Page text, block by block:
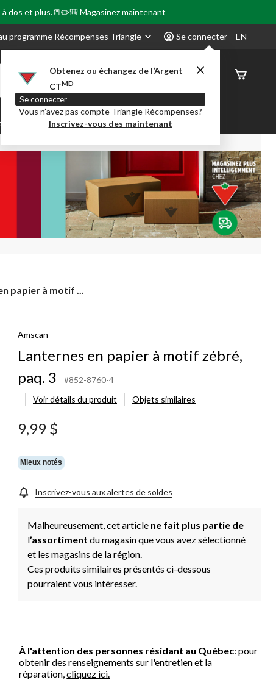
à dos et plus.📒✏️🎒Magasinez maintenant
programme Récompenses Triangle Se connecter
Obtenez ou échangez de l’Argent
CTMD
Se connecter
Vous n’avez pas compte Triangle Récompenses?
Inscrivez-vous des maintenant
EN
État de
en Classe Party City Centre-auto
papier à motif ...
Amscan
Lanternes en papier à motif zébré,
paq. 3
#852-8760-4
Voir détails du produit
Objets similaires
9,99 $
Mieux notés
Inscrivez-vous aux alertes de soldes
Malheureusement, cet article ne fait plus partie de
l’assortiment du magasin que vous avez sélectionné
et les magasins de la région.
Ces produits similaires présentés ci-dessous
pourraient vous intéresser.
À l'attention des personnes résidant au Québec: pour
obtenir des renseignements sur l'entretien et la
réparation,cliquez ici.